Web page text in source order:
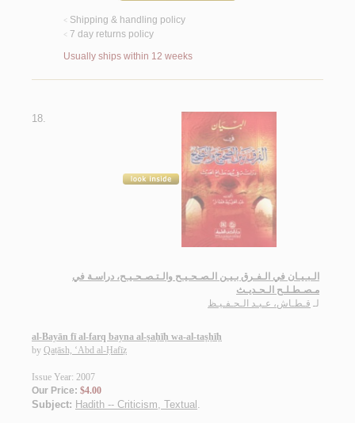
< Shipping & handling policy
< 7 day returns policy
Usually ships within 12 weeks
18.
الـبـيـان في الـفـرق بـيـن الـصـحـيـح والـتـصـحـيـح، دراسـة في
مـصـطـلـح الـحـديـث
لـ قـطـاش، عـبـد الـحـفـيـظ
al-Bayān fī al-farq bayna al-ṣaḥīḥ wa-al-taṣḥīḥ
by Qaṭāsh, ‘Abd al-Ḥafīẓ
Issue Year: 2007
Our Price: $4.00
Subject: Hadith -- Criticism, Textual .